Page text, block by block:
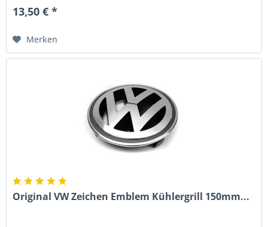
13,50 € *
Merken
Original VW Zeichen Emblem Kühlergrill 150mm...